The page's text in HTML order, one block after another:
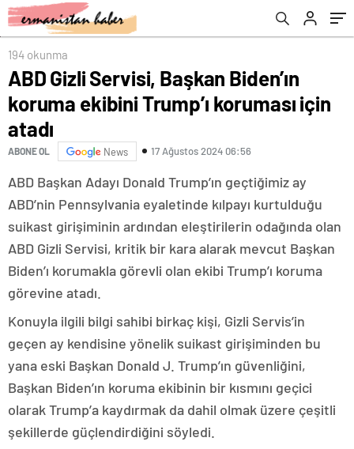
194 okunma
ABD Gizli Servisi, Başkan Biden’ın
koruma ekibini Trump’ı koruması için
atadı
ABONE OL News 17 Ağustos 2024 06:56
ABD Başkan Adayı Donald Trump’ın geçtiğimiz ay
ABD’nin Pennsylvania eyaletinde kılpayı kurtulduğu
suikast girişiminin ardından eleştirilerin odağında olan
ABD Gizli Servisi, kritik bir kara alarak mevcut Başkan
Biden’ı korumakla görevli olan ekibi Trump’ı koruma
görevine atadı.
Konuyla ilgili bilgi sahibi birkaç kişi, Gizli Servis’in
geçen ay kendisine yönelik suikast girişiminden bu
yana eski Başkan Donald J. Trump’ın güvenliğini,
Başkan Biden’ın koruma ekibinin bir kısmını geçici
olarak Trump’a kaydırmak da dahil olmak üzere çeşitli
şekillerde güçlendirdiğini söyledi.